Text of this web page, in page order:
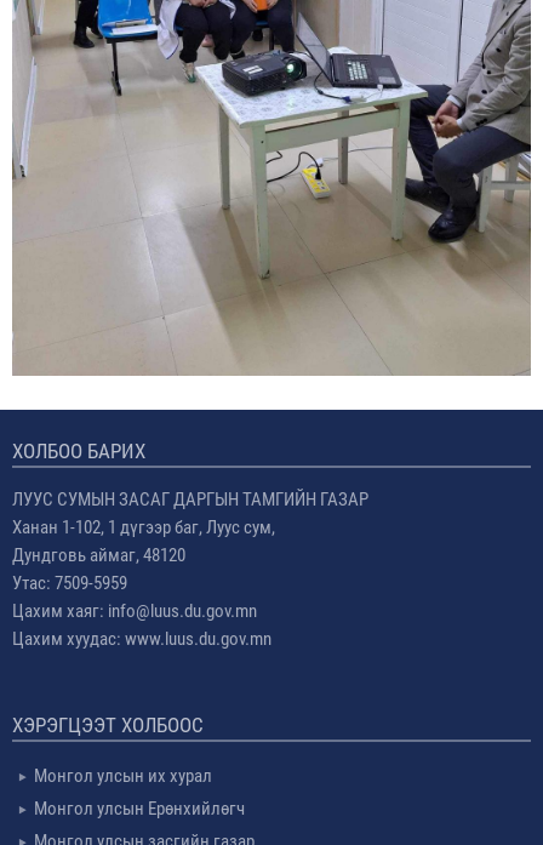
ХОЛБОО БАРИХ
ЛУУС СУМЫН ЗАСАГ ДАРГЫН ТАМГИЙН ГАЗАР
Ханан 1-102, 1 дүгээр баг, Луус сум,
Дундговь аймаг, 48120
Утас: 7509-5959
Цахим хаяг: info@luus.du.gov.mn
Цахим хуудас: www.luus.du.gov.mn
ХЭРЭГЦЭЭТ ХОЛБООС
Монгол улсын их хурал
Монгол улсын Ерөнхийлөгч